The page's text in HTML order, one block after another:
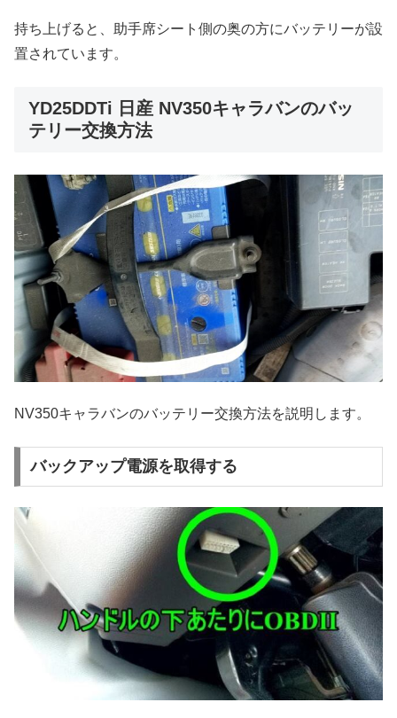
持ち上げると、助手席シート側の奥の方にバッテリーが設
置されています。
YD25DDTi 日産 NV350キャラバンのバッ
テリー交換方法
NV350キャラバンのバッテリー交換方法を説明します。
バックアップ電源を取得する